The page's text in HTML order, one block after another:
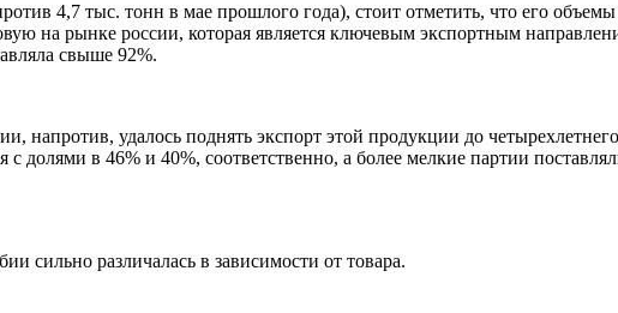
4,7 тыс. тонн в мае прошлого года), стоит отметить, что его
на рынке россии, которая является ключевым экспортным
свыше 92%.
напротив, удалось поднять экспорт этой продукции до
в 46% и 40%, соответственно, а более мелкие партии
сильно различалась в зависимости от товара.